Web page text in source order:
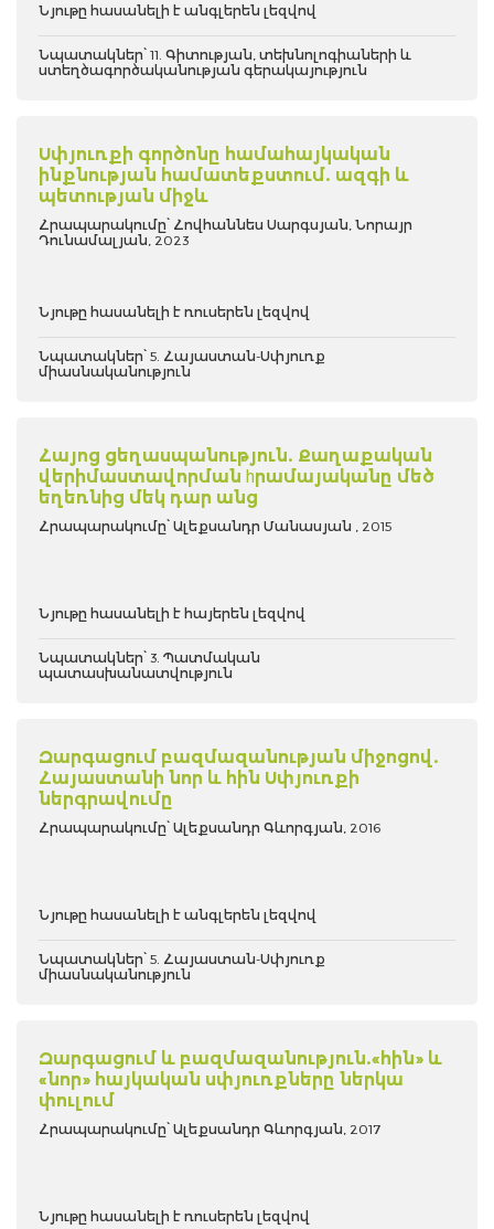
Նյութը հասանելի է անգլերեն լեզվով
Նպատակներ՝ 11. Գիտության, տեխնոլոգիաների և
ստեղծագործականության գերակայություն
Սփյուռքի գործոնը համահայկական
ինքնության համատեքստում. ազգի և
պետության միջև
Հրապարակումը՝ Հովհաննես Սարգսյան, Նորայր
Դունամալյան, 2023
Նյութը հասանելի է ռուսերեն լեզվով
Նպատակներ՝ 5. Հայաստան-Սփյուռք
միասնականություն
Հայոց ցեղասպանություն. Քաղաքական
վերիմաստավորման hրամայականը մեծ
եղեռնից մեկ դար անց
Հրապարակումը՝ Ալեքսանդր Մանասյան , 2015
Նյութը հասանելի է հայերեն լեզվով
Նպատակներ՝ 3. Պատմական
պատասխանատվություն
Զարգացում բազմազանության միջոցով.
Հայաստանի նոր և հին Սփյուռքի
ներգրավումը
Հրապարակումը՝ Ալեքսանդր Գևորգյան, 2016
Նյութը հասանելի է անգլերեն լեզվով
Նպատակներ՝ 5. Հայաստան-Սփյուռք
միասնականություն
Զարգացում և բազմազանություն.«հին» և
«նոր» հայկական սփյուռքները ներկա
փուլում
Հրապարակումը՝ Ալեքսանդր Գևորգյան, 2017
Նյութը հասանելի է ռուսերեն լեզվով